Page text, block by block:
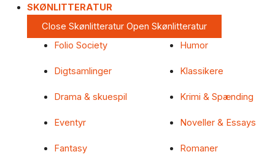
SKØNLITTERATUR
Close Skønlitteratur Open Skønlitteratur
Folio Society
Digtsamlinger
Drama & skuespil
Eventyr
Fantasy
Humor
Klassikere
Krimi & Spænding
Noveller & Essays
Romaner